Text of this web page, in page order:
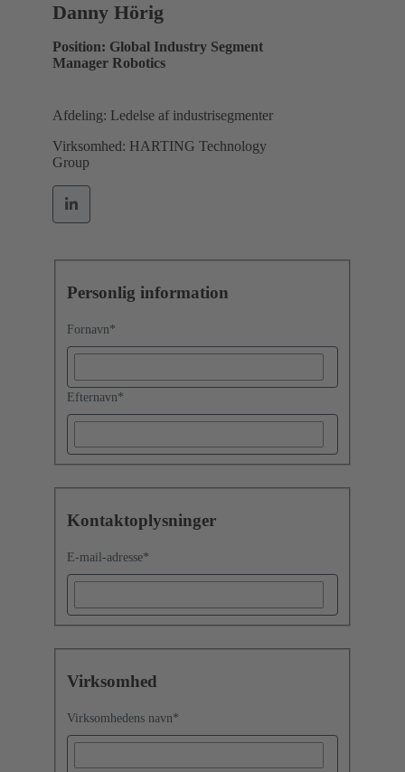
Danny Hörig
Position: Global Industry Segment
Manager Robotics
Afdeling: Ledelse af industrisegmenter
Virksomhed: HARTING Technology
Group
Personlig information
Fornavn*
Efternavn*
Kontaktoplysninger
E-mail-adresse*
Virksomhed
Virksomhedens navn*